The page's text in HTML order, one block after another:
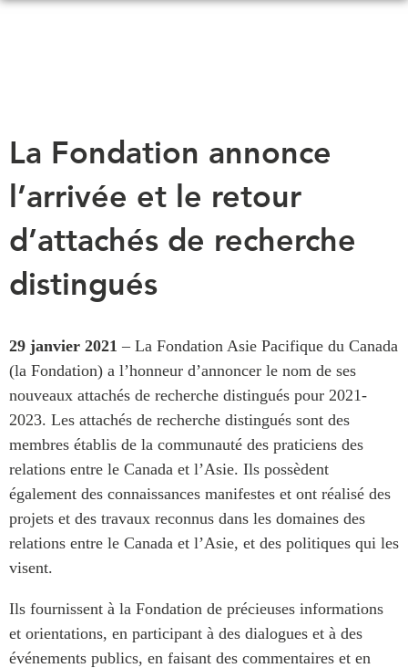
CONFÉRENCES
CANADA-EN-ASIE
NOUS
Qui nous sommes
Joignez-vous à nous
Transparence
Rapports Annuels
RECHERCHE
Asie du Sud-Est
Asie du Nord
Commerce avec l’Asie
CPTPP Portal
Tous les événements
Canada
Virtual
Dans l'actualité
Balados
Vidéos
Communiqués
Nos Experts
Podcast Archive
PUBLICATIONS
Dépêches
Rapports et notes de
La Fondation annonce
l’arrivée et le retour
d’attachés de recherche
distingués
29 janvier 2021 – La Fondation Asie Pacifique du Canada
(la Fondation) a l’honneur d’annoncer le nom de ses
nouveaux attachés de recherche distingués pour 2021-
2023. Les attachés de recherche distingués sont des
membres établis de la communauté des praticiens des
relations entre le Canada et l’Asie. Ils possèdent
également des connaissances manifestes et ont réalisé des
projets et des travaux reconnus dans les domaines des
relations entre le Canada et l’Asie, et des politiques qui les
visent.
Ils fournissent à la Fondation de précieuses informations
et orientations, en participant à des dialogues et à des
événements publics, en faisant des commentaires et en